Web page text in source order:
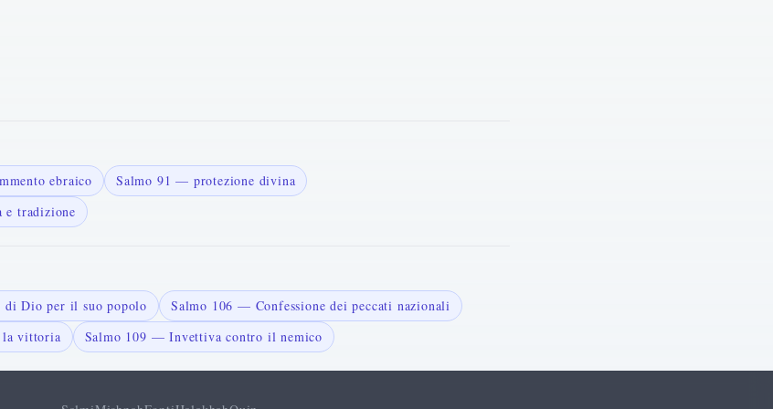
ebraico
Salmo 91 — protezione divina
tradizione
Dio per il suo popolo
Salmo 106 — Confessione dei peccati nazionali
la vittoria
Salmo 109 — Invettiva contro il nemico